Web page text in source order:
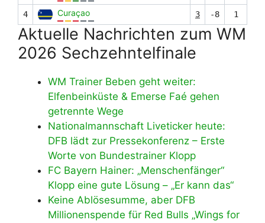
4 Curaçao 3 -8 1
Aktuelle Nachrichten zum WM
2026 Sechzehntelfinale
WM Trainer Beben geht weiter:
Elfenbeinküste & Emerse Faé gehen
getrennte Wege
Nationalmannschaft Liveticker heute:
DFB lädt zur Pressekonferenz – Erste
Worte von Bundestrainer Klopp
FC Bayern Hainer: „Menschenfänger“
Klopp eine gute Lösung – „Er kann das“
Keine Ablösesumme, aber DFB
Millionenspende für Red Bulls „Wings for